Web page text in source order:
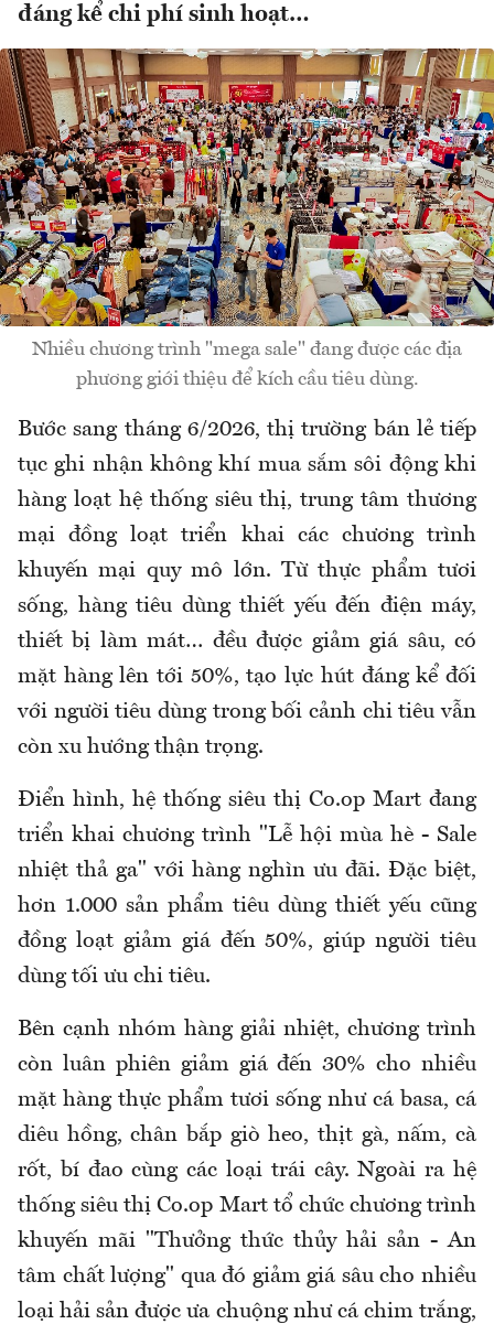
đáng kể chi phí sinh hoạt…
Nhiều chương trình "mega sale" đang được các địa
phương giới thiệu để kích cầu tiêu dùng.
Bước sang tháng 6/2026, thị trường bán lẻ tiếp
tục ghi nhận không khí mua sắm sôi động khi
hàng loạt hệ thống siêu thị, trung tâm thương
mại đồng loạt triển khai các chương trình
khuyến mại quy mô lớn. Từ thực phẩm tươi
sống, hàng tiêu dùng thiết yếu đến điện máy,
thiết bị làm mát… đều được giảm giá sâu, có
mặt hàng lên tới 50%, tạo lực hút đáng kể đối
với người tiêu dùng trong bối cảnh chi tiêu vẫn
còn xu hướng thận trọng.
Điển hình, hệ thống siêu thị Co.op Mart đang
triển khai chương trình "Lễ hội mùa hè - Sale
nhiệt thả ga" với hàng nghìn ưu đãi. Đặc biệt,
hơn 1.000 sản phẩm tiêu dùng thiết yếu cũng
đồng loạt giảm giá đến 50%, giúp người tiêu
dùng tối ưu chi tiêu.
Bên cạnh nhóm hàng giải nhiệt, chương trình
còn luân phiên giảm giá đến 30% cho nhiều
mặt hàng thực phẩm tươi sống như cá basa, cá
diêu hồng, chân bắp giò heo, thịt gà, nấm, cà
rốt, bí đao cùng các loại trái cây. Ngoài ra hệ
thống siêu thị Co.op Mart tổ chức chương trình
khuyến mãi "Thưởng thức thủy hải sản - An
tâm chất lượng" qua đó giảm giá sâu cho nhiều
loại hải sản được ưa chuộng như cá chim trắng,